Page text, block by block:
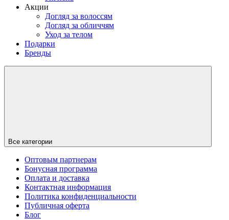
Акции
Догляд за волоссям
Догляд за обличчям
Уход за телом
Подарки
Бренды
Все категории
Оптовым партнерам
Бонусная программа
Оплата и доставка
Контактная информация
Политика конфиденциальности
Публичная оферта
Блог